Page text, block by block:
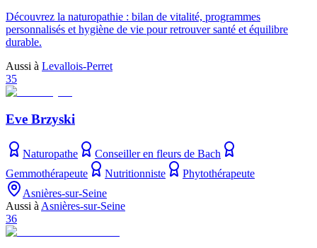
Découvrez la naturopathie : bilan de vitalité, programmes
personnalisés et hygiène de vie pour retrouver santé et équilibre
durable.
Aussi à Levallois-Perret
35
Eve Brzyski
Naturopathe
Conseiller en fleurs de Bach
Gemmothérapeute
Nutritionniste
Phytothérapeute
Asnières-sur-Seine
Aussi à Asnières-sur-Seine
36